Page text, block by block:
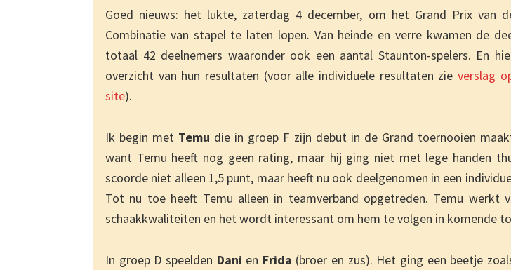
Goed nieuws: het lukte, zaterdag 4 december, om het Grand Prix van
Combinatie van stapel te laten lopen. Van heinde en verre kwamen de
totaal 42 deelnemers waaronder ook een aantal Staunton-spelers. En
overzicht van hun resultaten (voor alle individuele resultaten zie verslag
site).
Ik begin met Temu die in groep F zijn debut in de Grand toernooien
want Temu heeft nog geen rating, maar hij ging niet met lege handen
scoorde niet alleen 1,5 punt, maar heeft nu ook deelgenomen in een
Tot nu toe heeft Temu alleen in teamverband opgetreden. Temu werkt
schaakkwaliteiten en het wordt interessant om hem te volgen in komende
In groep D speelden Dani en Frida (broer en zus). Het ging een beetje